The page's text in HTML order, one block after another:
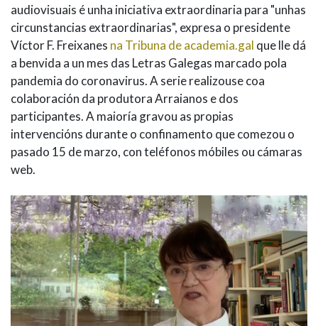
audiovisuais é unha iniciativa extraordinaria para "unhas
circunstancias extraordinarias", expresa o presidente
Víctor F. Freixanes na Tribuna de academia.gal que lle dá
a benvida a un mes das Letras Galegas marcado pola
pandemia do coronavirus. A serie realizouse coa
colaboración da produtora Arraianos e dos
participantes. A maioría gravou as propias
intervencións durante o confinamento que comezou o
pasado 15 de marzo, con teléfonos móbiles ou cámaras
web.